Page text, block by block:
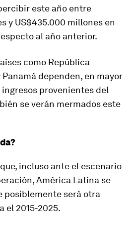
este año entre
y US$435.000 millones en
al año anterior.
como República
dependen, en mayor
provenientes del
se verán mermados este
incluso ante el escenario
América Latina se
posiblemente será otra
el 2015-2025.